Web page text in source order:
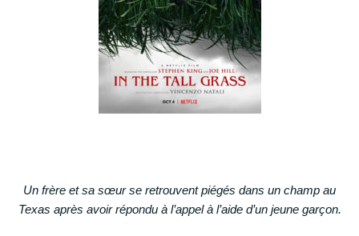
Un frère et sa sœur se retrouvent piégés dans un champ au
Texas après avoir répondu à l’appel à l’aide d’un jeune garçon.